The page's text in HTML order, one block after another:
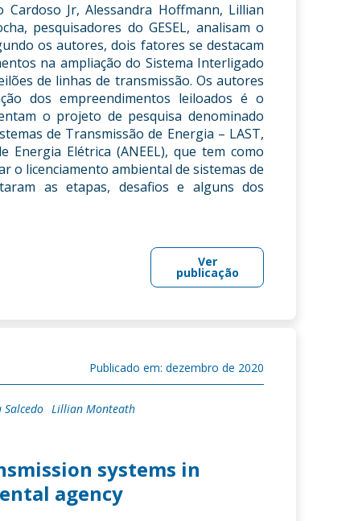
Cardoso Jr, Alessandra Hoffmann, Lillian
pesquisadores do GESEL, analisam o
os autores, dois fatores se destacam
na ampliação do Sistema Interligado
de linhas de transmissão. Os autores
dos empreendimentos leiloados é o
o projeto de pesquisa denominado
de Transmissão de Energia – LAST,
Elétrica (ANEEL), que tem como
o licenciamento ambiental de sistemas de
as etapas, desafios e alguns dos
Ver
publicação
Publicado em: dezembro de 2020
Salcedo Lillian Monteath
systems in
agency